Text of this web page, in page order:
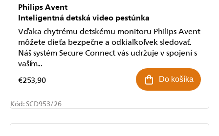
Philips Avent
Inteligentná detská video pestúnka
€253,90 Do košíka
Vďaka chytrému detskému monitoru Philips Avent
môžete dieťa bezpečne a odkiaľkoľvek sledovať.
Náš systém Secure Connect vás udržuje v spojení s
vaším...
Kód:SCD953/26